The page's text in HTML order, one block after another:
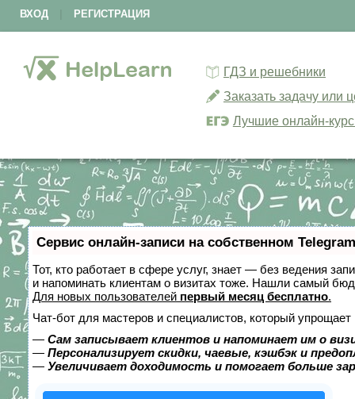
ВХОД РЕГИСТРАЦИЯ
ГДЗ и решебники
Заказать задачу или
Лучшие онлайн-
Сервис онлайн-записи на собственном
Тот, кто работает в сфере услуг, знает — без ведения
и напоминать клиентам о визитах тоже. Нашли самый
Для новых пользователей первый месяц бесплатно.
Чат-бот для мастеров и специалистов, который упрощает
— Сам записывает клиентов и напоминает им о
— Персонализирует скидки, чаевые, кэшбэк и
— Увеличивает доходимость и помогает больше